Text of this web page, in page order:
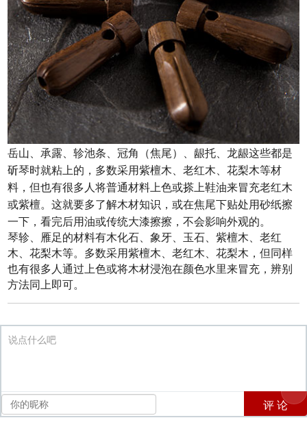
岳山、承露、轸池条、冠角（焦尾）、龈托、龙龈这些都是
斫琴时就粘上的，多数采用紫檀木、老红木、花梨木等材
料，但也有很多人将普通材料上色或搽上鞋油来冒充老红木
或紫檀。这就要多了解木材知识，或在焦尾下贴处用砂纸擦
一下，看完后用油或传统大漆擦擦，不会影响外观的。
琴轸、雁足的材料有木化石、象牙、玉石、紫檀木、老红
木、花梨木等。多数采用紫檀木、老红木、花梨木，但同样
也有很多人通过上色或将木材浸泡在颜色水里来冒充，辨别
方法同上即可。
说点什么吧